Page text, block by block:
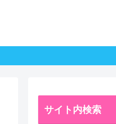
サイト内検索